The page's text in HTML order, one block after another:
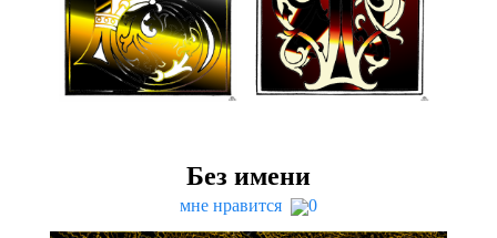
Без имени
мне нравится 0